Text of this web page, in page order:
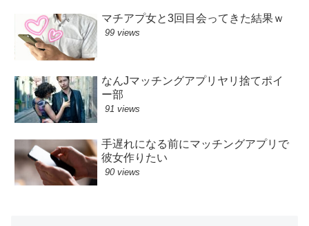
マチアプ女と3回目会ってきた結果ｗ
99 views
なんJマッチングアプリヤリ捨てポイ
ー部
91 views
手遅れになる前にマッチングアプリで
彼女作りたい
90 views